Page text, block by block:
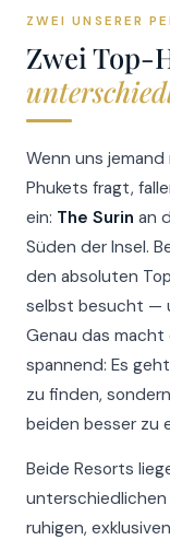
ZWEI UNSERER
Zwei Top-
Wenn uns
Phukets fragt,
ein: The Surin an
Süden der Insel.
den absoluten
selbst besucht —
Genau das macht
spannend: Es
zu finden,
beiden besser zu
Beide Resorts
unterschiedlichen
ruhigen,